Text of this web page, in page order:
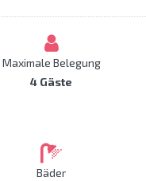
Maximale Belegung
4 Gäste
Bäder